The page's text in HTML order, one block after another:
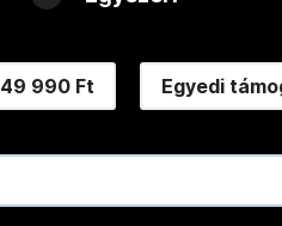
49 990 Ft Egyedi